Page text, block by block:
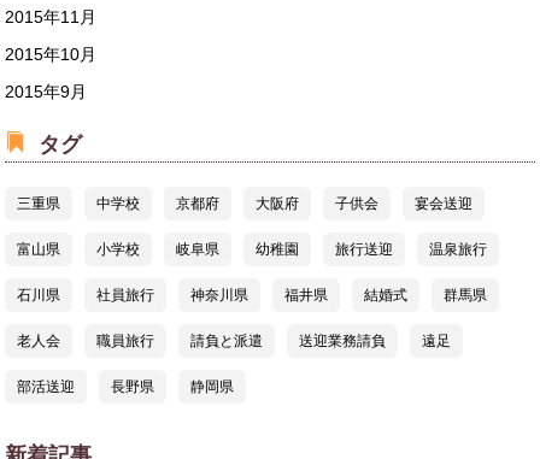
2015年11月
2015年10月
2015年9月
タグ
三重県 中学校 京都府 大阪府 子供会 宴会送迎
富山県 小学校 岐阜県 幼稚園 旅行送迎 温泉旅行
石川県 社員旅行 神奈川県 福井県 結婚式 群馬県
老人会 職員旅行 請負と派遣 送迎業務請負 遠足
部活送迎 長野県 静岡県